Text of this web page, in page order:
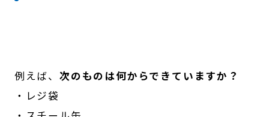
例えば、次のものは何からできていますか？
・レジ袋